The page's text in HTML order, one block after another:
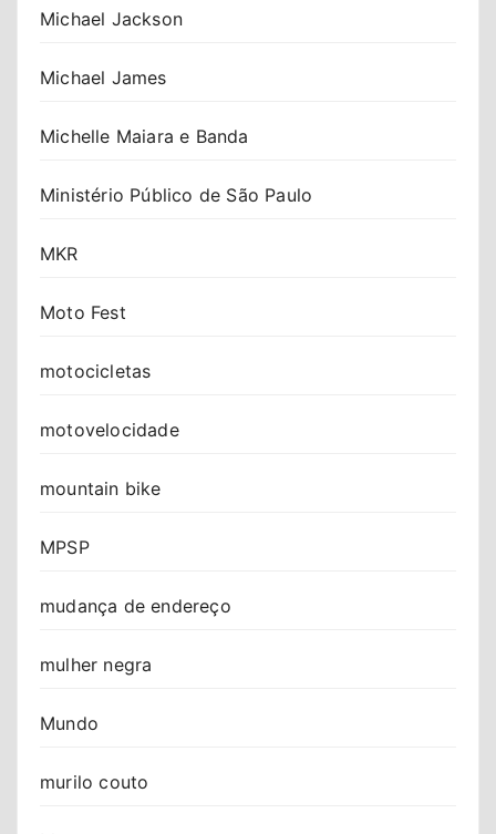
Michael Jackson
Michael James
Michelle Maiara e Banda
Ministério Público de São Paulo
MKR
Moto Fest
motocicletas
motovelocidade
mountain bike
MPSP
mudança de endereço
mulher negra
Mundo
murilo couto